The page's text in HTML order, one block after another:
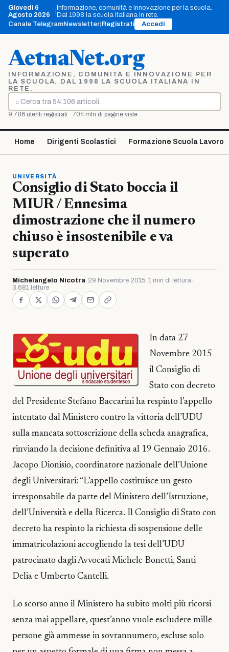
Vai
contenuto
Giovedì 6
Agosto 2026
Informazione, comunità e innovazione per la scuola.
Dal 1998 la scuola italiana in rete.
Canale TelegramNewsletter Registrati Accedi
AetnaNet.org
INFORMAZIONE, COMUNITÀ E INNOVAZIONE PER
LA SCUOLA. DAL 1998 LA SCUOLA ITALIANA IN
RETE.
⌕
Cerca
9.786 utenti registrati · 704 mln di pagine viste
Home Dirigenti Scolastici Formazione Scuola Lavoro
UNIVERSITÀ
Consiglio di Stato boccia il
MIUR / Ennesima
dimostrazione che il numero
chiuso è insostenibile e va
superato
Michelangelo Nicotra· 29 Novembre 2015 ·1 min di lettura·
3.681 letture
In data 27
Novembre 2015
il Consiglio di
Stato con decreto
del Presidente Stefano Baccarini ha respinto l’appello
intentato dal Ministero contro la vittoria dell’UDU
sulla mancata sottoscrizione della scheda anagrafica,
rinviando la decisione definitiva al 19 Gennaio 2016.
Jacopo Dionisio, coordinatore nazionale dell’Unione
degli Universitari: “L’appello costituisce un gesto
irresponsabile da parte del Ministero dell’Istruzione,
dell’Università e della Ricerca. Il Consiglio di Stato con
decreto ha respinto la richiesta di sospensione delle
immatricolazioni accogliendo la tesi dell’UDU
patrocinato dagli Avvocati Michele Bonetti, Santi
Delia e Umberto Cantelli.
Lo scorso anno il Ministero ha subito molti più ricorsi
senza mai appellare, quest’anno vuole escludere mille
persone già ammesse in sovrannumero, escluse solo